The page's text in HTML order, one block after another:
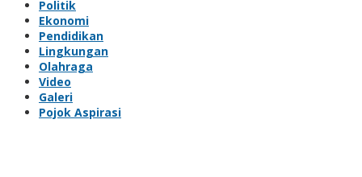
Politik
Ekonomi
Pendidikan
Lingkungan
Olahraga
Video
Galeri
Pojok Aspirasi